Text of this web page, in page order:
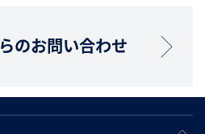
のお問い合わせ